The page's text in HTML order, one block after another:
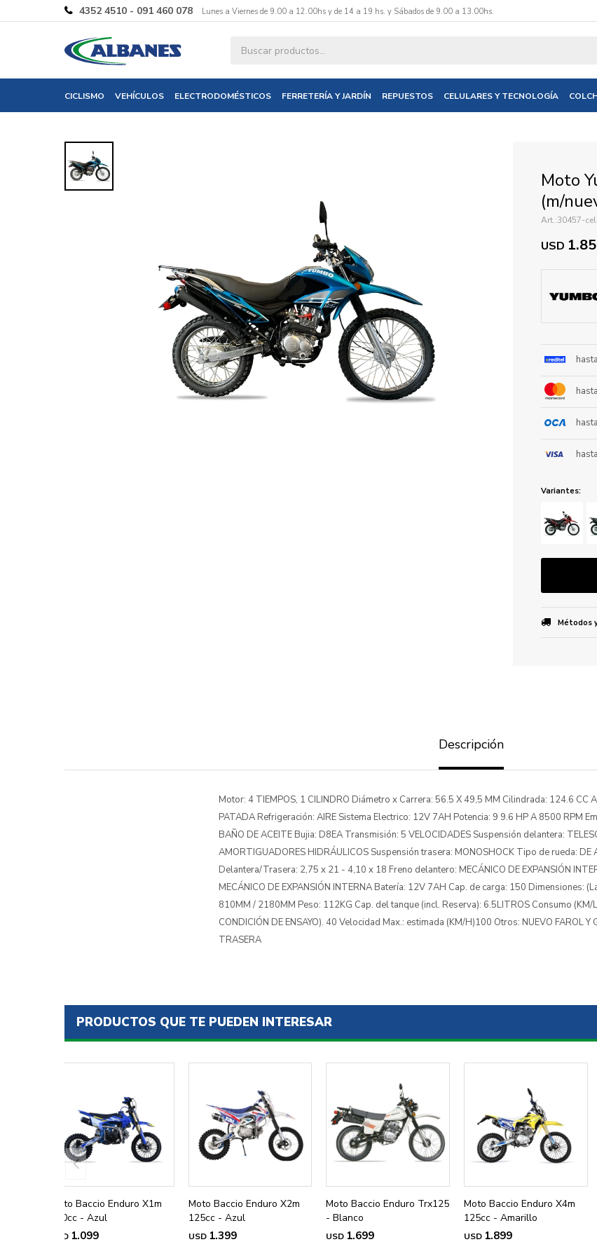
CICLISMO VEHÍCULOS ELECTRODOMÉSTICOS FERRETERÍA Y JARDÍN REPUESTOS CELULARES Y TECNOLOGÍA
4352 4510 - 091 460 078 Lunes a Viernes de 9.00 a 12.00hs y de 14 a 19 hs. y Sábados de 9.00 a 13.00hs.
Moto
(m/
30457-
USD
Variantes:
Métodos
Descripción
Motor: 4 TIEMPOS, 1 CILINDRO Diámetro x Carrera: 56.5 X 49,5 MM Cilindrada: 124.6 CC
PATADA Refrigeración: AIRE Sistema Electrico: 12V 7AH Potencia: 9 9.6 HP A 8500 RPM
BAÑO DE ACEITE Bujia: D8EA Transmisión: 5 VELOCIDADES Suspensión delantera:
AMORTIGUADORES HIDRÁULICOS Suspensión trasera: MONOSHOCK Tipo de rueda: DE
Delantera/Trasera: 2,75 x 21 - 4,10 x 18 Freno delantero: MECÁNICO DE EXPANSIÓN
MECÁNICO DE EXPANSIÓN INTERNA Batería: 12V 7AH Cap. de carga: 150 Dimensiones:
810MM / 2180MM Peso: 112KG Cap. del tanque (incl. Reserva): 6.5LITROS Consumo (KM/
CONDICIÓN DE ENSAYO). 40 Velocidad Max.: estimada (KM/H)100 Otros: NUEVO FAROL Y
TRASERA
PRODUCTOS QUE TE PUEDEN INTERESAR
Moto Baccio Enduro X1m
110cc - Azul
USD 1.099
Moto Baccio Enduro X2m
125cc - Azul
USD 1.399
Moto Baccio Enduro Trx125
- Blanco
USD 1.699
Moto Baccio Enduro X4m
125cc - Amarillo
USD 1.899
Ingresa tus datos y te informaremos cuando tengamos stock
ENVIAR